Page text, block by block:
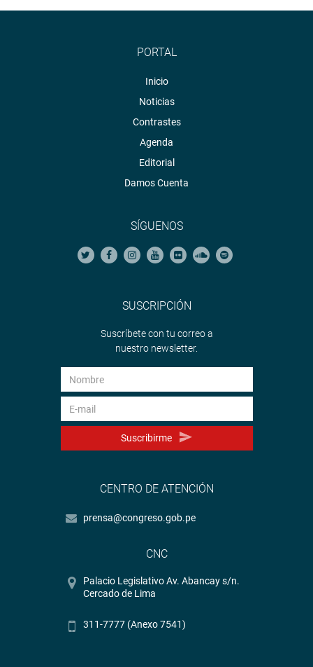
PORTAL
Inicio
Noticias
Contrastes
Agenda
Editorial
Damos Cuenta
SÍGUENOS
SUSCRIPCIÓN
Suscríbete con tu correo a
nuestro newsletter.
Suscribirme
CENTRO DE ATENCIÓN
prensa@congreso.gob.pe
CNC
Palacio Legislativo Av. Abancay s/n.
Cercado de Lima
311-7777 (Anexo 7541)